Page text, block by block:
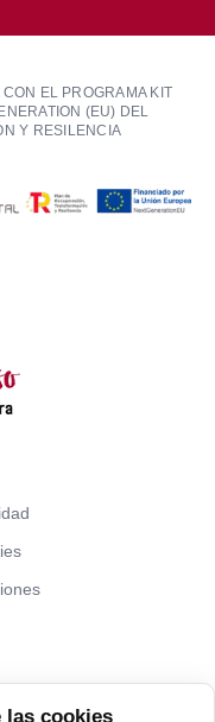
EL PROGRAMA KIT
(EU) DEL
Y RESILENCIA
las cookies